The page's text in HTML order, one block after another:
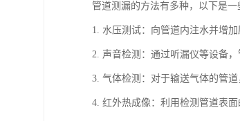
管道测漏的方法有多种，以下是一
1. 水压测试：向管道内注水并增
2. 声音检测：通过听漏仪等设备
3. 气体检测：对于输送气体的管
4. 红外热成像：利用检测管道表